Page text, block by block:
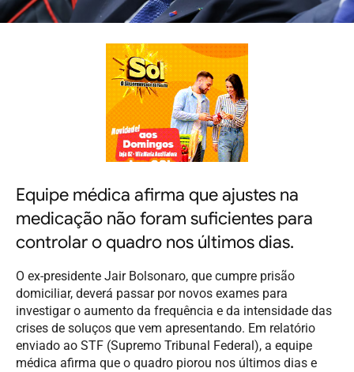
Equipe médica afirma que ajustes na
medicação não foram suficientes para
controlar o quadro nos últimos dias.
O ex-presidente Jair Bolsonaro, que cumpre prisão
domiciliar, deverá passar por novos exames para
investigar o aumento da frequência e da intensidade das
crises de soluços que vem apresentando. Em relatório
enviado ao STF (Supremo Tribunal Federal), a equipe
médica afirma que o quadro piorou nos últimos dias e